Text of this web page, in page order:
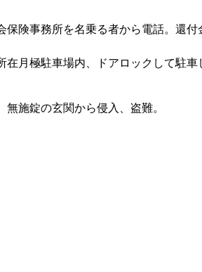
事務所を名乗る者から電話。還付
極駐車場内、ドアロックして駐車
施錠の玄関から侵入、盗難。